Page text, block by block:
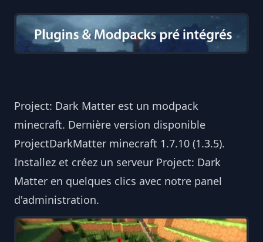
Project: Dark Matter est un modpack
minecraft. Dernière version disponible
ProjectDarkMatter minecraft 1.7.10 (1.3.5).
Installez et créez un serveur Project: Dark
Matter en quelques clics avec notre panel
d'administration.